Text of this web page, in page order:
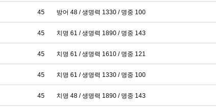
45 방어 48 / 생명력 1330 / 명중 100
45 치명 61 / 생명력 1890 / 명중 143
45 치명 61 / 생명력 1610 / 명중 121
45 치명 61 / 생명력 1330 / 명중 100
45 치명 48 / 생명력 1890 / 명중 143